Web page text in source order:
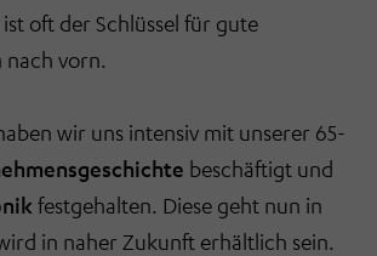
oft der Schlüssel für gute
nach vorn.
wir uns intensiv mit unserer 65-
beschäftigt und
festgehalten. Diese geht nun in
in naher Zukunft erhältlich sein.